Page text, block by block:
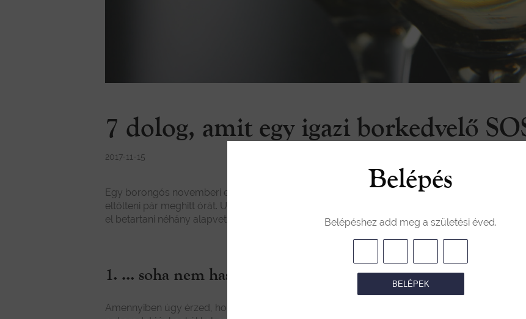
7 dolog, amit egy igazi borkedvelő
2017-11-15
Egy borongós novemberi estén el sem tudunk képzelni kellemesebb elfoglaltságot, mint
eltölteni pár meghitt órát. Ugyanakkor legközelebb, amikor töltenél magadnak egy pohárral
el betartani néhány alapvető szabályt. Egy igazi borkedvelő ugyanis...
1. ... soha nem használna jégkockákat a bor hűtéséhez
Amennyiben úgy érzed, hogy a felbontásra váró palack nem megfelelő hőmérsékletű,
Belépés
Belépéshez add meg a születési éved.
BELÉPEK